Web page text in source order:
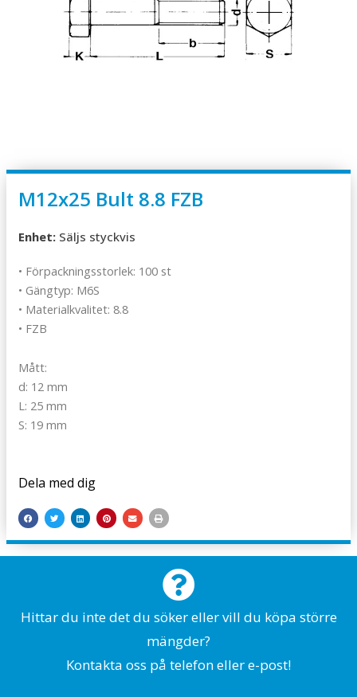
M12x25 Bult 8.8 FZB
Enhet: Säljs styckvis
• Förpackningsstorlek: 100 st
• Gängtyp: M6S
• Materialkvalitet: 8.8
• FZB
Mått:
d: 12 mm
L: 25 mm
S: 19 mm
Dela med dig
Hittar du inte det du söker eller vill du köpa större
mängder?
Kontakta oss på telefon eller e-post!